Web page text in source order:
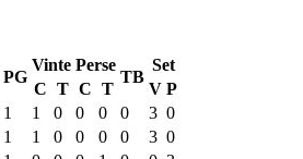
PG
Vinte Perse
TB
Set
C T C T V P
1 1 0 0 0 0 3 0
1 1 0 0 0 0 3 0